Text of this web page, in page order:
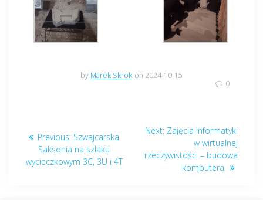
by Marek.Skrok on 2024-10-15
0
wpisu
Previous: Previous
post:
Szwajcarska
Saksonia na szlaku
wycieczkowym 3C, 3U i 4T
Next: Next
Zajęcia Informatyki
w wirtualnej
rzeczywistości – budowa
komputera.